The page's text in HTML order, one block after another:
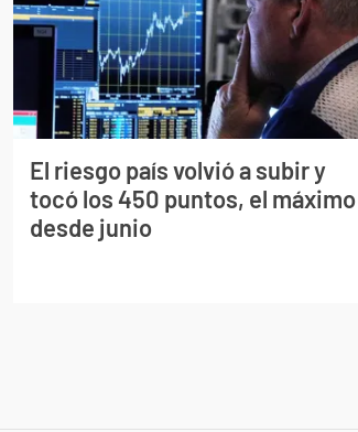
El riesgo país volvió a subir y
tocó los 450 puntos, el máximo
desde junio